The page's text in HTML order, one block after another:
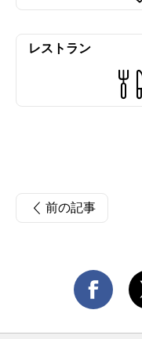
レストラン
前の記事